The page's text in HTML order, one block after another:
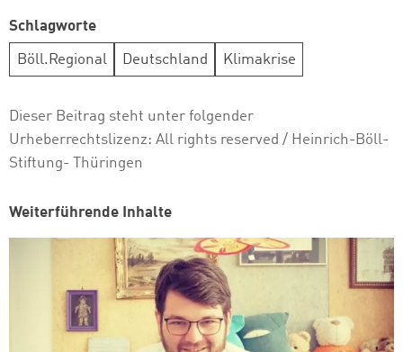
Schlagworte
Böll.Regional Deutschland Klimakrise
Dieser Beitrag steht unter folgender
Urheberrechtslizenz: All rights reserved / Heinrich-Böll-
Stiftung- Thüringen
Weiterführende Inhalte